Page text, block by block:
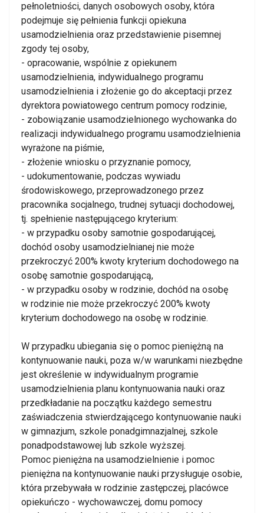
pełnoletniości, danych osobowych osoby, która
podejmuje się pełnienia funkcji opiekuna
usamodzielnienia oraz przedstawienie pisemnej
zgody tej osoby,
- opracowanie, wspólnie z opiekunem
usamodzielnienia, indywidualnego programu
usamodzielnienia i złożenie go do akceptacji przez
dyrektora powiatowego centrum pomocy rodzinie,
- zobowiązanie usamodzielnionego wychowanka do
realizacji indywidualnego programu usamodzielnienia
wyrażone na piśmie,
- złożenie wniosku o przyznanie pomocy,
- udokumentowanie, podczas wywiadu
środowiskowego, przeprowadzonego przez
pracownika socjalnego, trudnej sytuacji dochodowej,
tj. spełnienie następującego kryterium:
- w przypadku osoby samotnie gospodarującej,
dochód osoby usamodzielnianej nie może
przekroczyć 200% kwoty kryterium dochodowego na
osobę samotnie gospodarującą,
- w przypadku osoby w rodzinie, dochód na osobę
w rodzinie nie może przekroczyć 200% kwoty
kryterium dochodowego na osobę w rodzinie.
W przypadku ubiegania się o pomoc pieniężną na
kontynuowanie nauki, poza w/w warunkami niezbędne
jest określenie w indywidualnym programie
usamodzielnienia planu kontynuowania nauki oraz
przedkładanie na początku każdego semestru
zaświadczenia stwierdzającego kontynuowanie nauki
w gimnazjum, szkole ponadgimnazjalnej, szkole
ponadpodstawowej lub szkole wyższej.
Pomoc pieniężna na usamodzielnienie i pomoc
pieniężna na kontynuowanie nauki przysługuje osobie,
która przebywała w rodzinie zastępczej, placówce
opiekuńczo - wychowawczej, domu pomocy